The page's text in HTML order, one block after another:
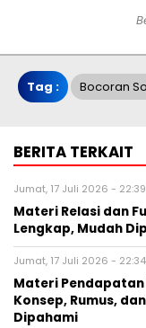
Tag : Bocoran
BERITA TERKAIT
Jumat, 17 Juli 2026 - 22:39
Materi Relasi dan
Lengkap, Mudah
Jumat, 17 Juli 2026 - 22:34
Materi Pendapatan
Konsep, Rumus,
Dipahami